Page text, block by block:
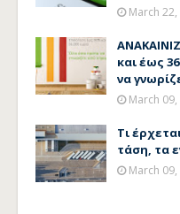
March
και έως
να
March
Τι
τάση, τα
March